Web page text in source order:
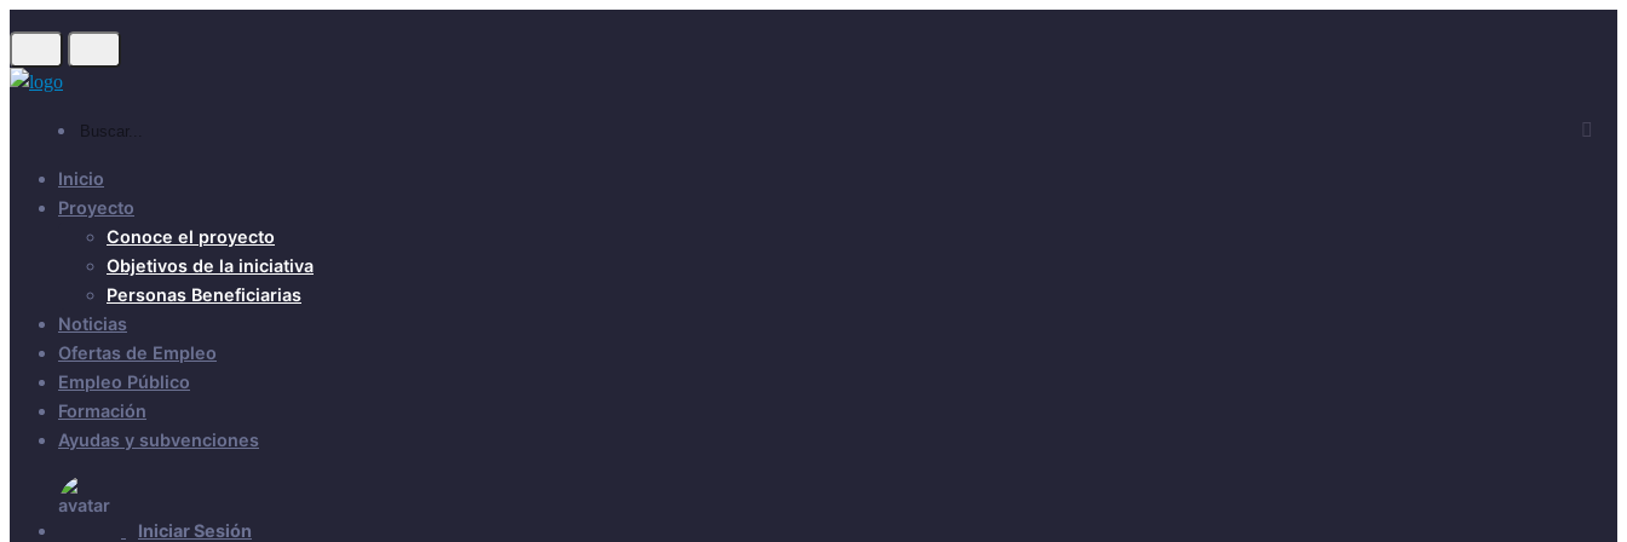
Inicio
Proyecto
Conoce el proyecto
Objetivos de la iniciativa
Personas Beneficiarias
Noticias
Ofertas de Empleo
Empleo Público
Formación
Ayudas y subvenciones
Iniciar Sesión